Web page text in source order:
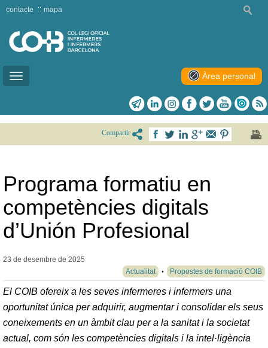
Toggle
contacte mapa
Àrea personal
Compartir
Programa formatiu en
competències digitals
d’Unión Profesional
23 de desembre de 2025
Actualitat
Propostes de formació COIB
El COIB ofereix a les seves infermeres i infermers una
oportunitat única per adquirir, augmentar i consolidar els seus
coneixements en un àmbit clau per a la sanitat i la societat
actual, com són les competències digitals i la intel·ligència